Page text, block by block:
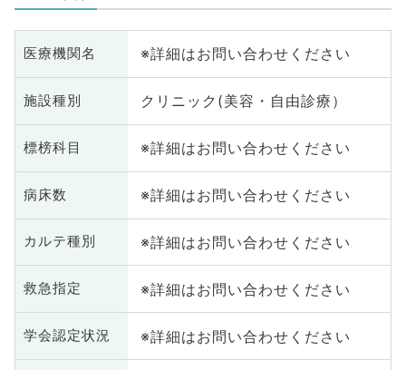
医療機関名 ※詳細はお問い合わせください
施設種別 クリニック(美容・自由診療）
標榜科目 ※詳細はお問い合わせください
病床数 ※詳細はお問い合わせください
カルテ種別 ※詳細はお問い合わせください
救急指定 ※詳細はお問い合わせください
学会認定状況 ※詳細はお問い合わせください